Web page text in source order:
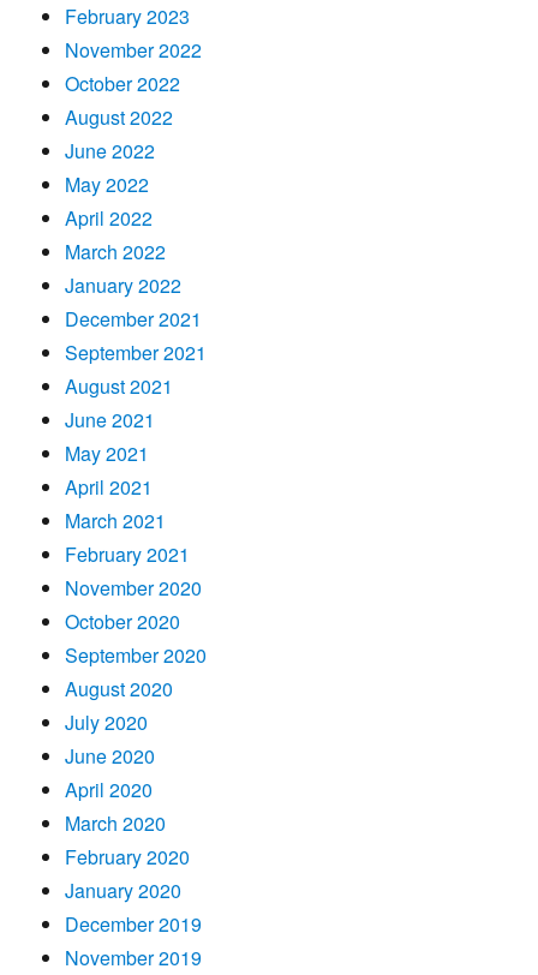
February 2023
November 2022
October 2022
August 2022
June 2022
May 2022
April 2022
March 2022
January 2022
December 2021
September 2021
August 2021
June 2021
May 2021
April 2021
March 2021
February 2021
November 2020
October 2020
September 2020
August 2020
July 2020
June 2020
April 2020
March 2020
February 2020
January 2020
December 2019
November 2019